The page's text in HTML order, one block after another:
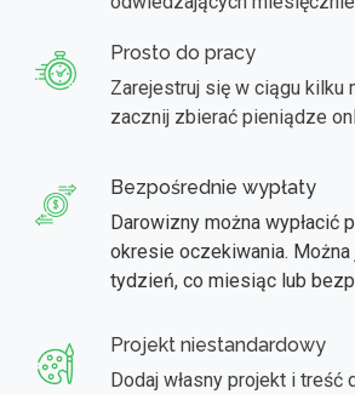
Prosto do pracy
Zarejestruj się w ciągu kilku
zacznij zbierać pieniądze
Bezpośrednie wypłaty
Darowizny można wypłacić
okresie oczekiwania. Można
tydzień, co miesiąc lub
Projekt niestandardowy
Dodaj własny projekt i treść